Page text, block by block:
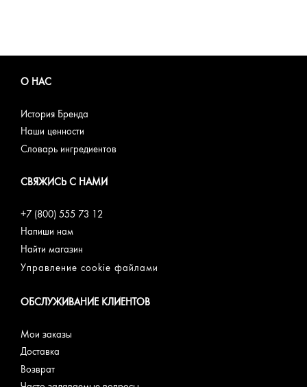
О НАС
История Бренда
Наши ценности
Словарь ингредиентов
СВЯЖИСЬ С НАМИ
+7 (800) 555 73 12
Напиши нам
Найти магазин
Управление cookie файлами
ОБСЛУЖИВАНИЕ КЛИЕНТОВ
Мои заказы
Доставка
Возврат